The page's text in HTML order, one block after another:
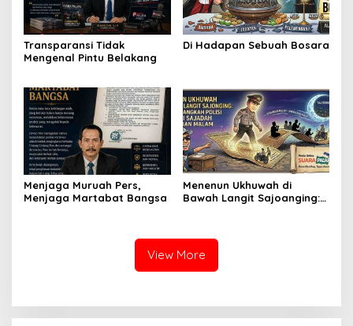
Transparansi Tidak
Mengenal Pintu Belakang
Di Hadapan Sebuah Bosara
Menjaga Muruah Pers,
Menjaga Martabat Bangsa
Menenun Ukhuwah di
Bawah Langit Sajoanging:
View More